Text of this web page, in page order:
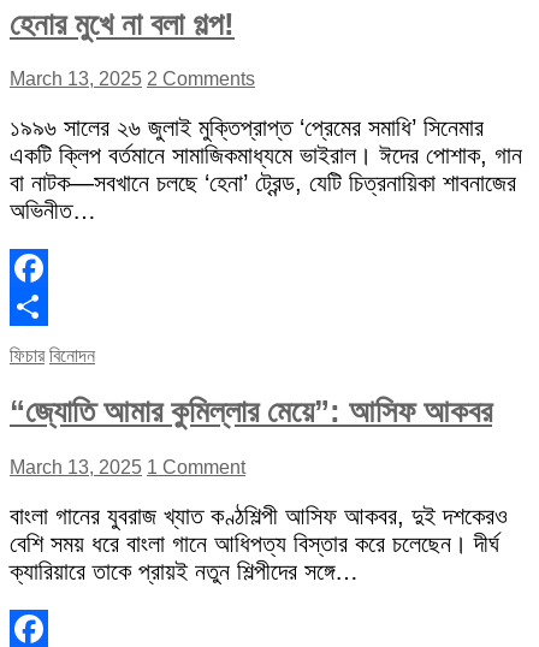
হেনার মুখে না বলা গল্প!
March 13, 2025 2 Comments
১৯৯৬ সালের ২৬ জুলাই মুক্তিপ্রাপ্ত ‘প্রেমের সমাধি’ সিনেমার
একটি ক্লিপ বর্তমানে সামাজিকমাধ্যমে ভাইরাল। ঈদের পোশাক, গান
বা নাটক—সবখানে চলছে ‘হেনা’ ট্রেন্ড, যেটি চিত্রনায়িকা শাবনাজের
অভিনীত…
Facebook
Share
ফিচার বিনোদন
“জ্যোতি আমার কুমিল্লার মেয়ে”: আসিফ আকবর
March 13, 2025 1 Comment
বাংলা গানের যুবরাজ খ্যাত কণ্ঠশিল্পী আসিফ আকবর, দুই দশকেরও
বেশি সময় ধরে বাংলা গানে আধিপত্য বিস্তার করে চলেছেন। দীর্ঘ
ক্যারিয়ারে তাকে প্রায়ই নতুন শিল্পীদের সঙ্গে…